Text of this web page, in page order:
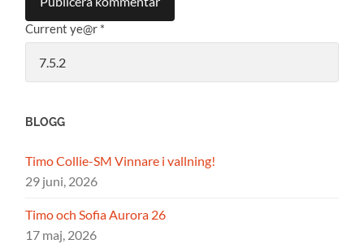
Current ye@r *
BLOGG
Timo Collie-SM Vinnare i vallning!
29 juni, 2026
Timo och Sofia Aurora 26
17 maj, 2026